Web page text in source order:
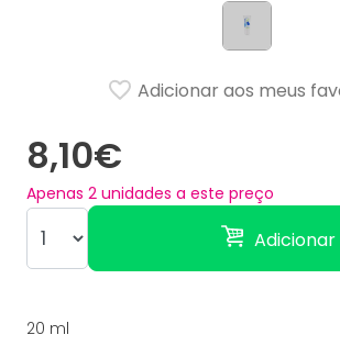
8,10€
Apenas 2 unidades a este preço
Adicionar
Adicionar aos meus
20 ml